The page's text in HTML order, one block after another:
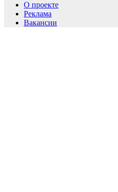
О проекте
Реклама
Вакансии